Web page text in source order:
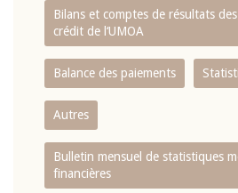
Bilans et comptes de résultats
crédit de l‘UMOA
Balance des paiements
Autres
Bulletin mensuel de statistiques
financières